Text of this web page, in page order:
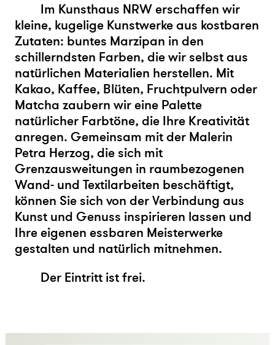
Im Kunsthaus NRW erschaffen wir
kleine, kugelige Kunstwerke aus kostbaren
Zutaten: buntes Marzipan in den
schillerndsten Farben, die wir selbst aus
natürlichen Materialien herstellen. Mit
Kakao, Kaffee, Blüten, Fruchtpulvern oder
Matcha zaubern wir eine Palette
natürlicher Farbtöne, die Ihre Kreativität
anregen. Gemeinsam mit der Malerin
Petra Herzog, die sich mit
Grenzausweitungen in raumbezogenen
Wand- und Textilarbeiten beschäftigt,
können Sie sich von der Verbindung aus
Kunst und Genuss inspirieren lassen und
Ihre eigenen essbaren Meisterwerke
gestalten und natürlich mitnehmen.
Der Eintritt ist frei.